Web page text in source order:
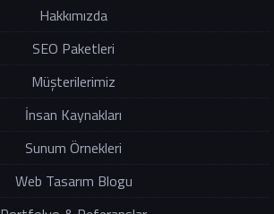
Hakkımızda
SEO Paketleri
Müşterilerimiz
İnsan Kaynakları
Sunum Örnekleri
Web Tasarım Blogu